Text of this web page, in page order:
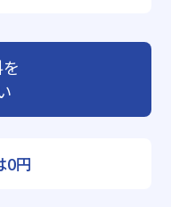
0円